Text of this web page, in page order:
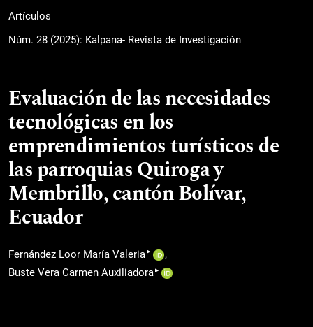
Artículos
Núm. 28 (2025): Kalpana- Revista de Investigación
Evaluación de las necesidades
tecnológicas en los
emprendimientos turísticos de
las parroquias Quiroga y
Membrillo, cantón Bolívar,
Ecuador
Fernández Loor María Valeria ▸
Buste Vera Carmen Auxiliadora▸